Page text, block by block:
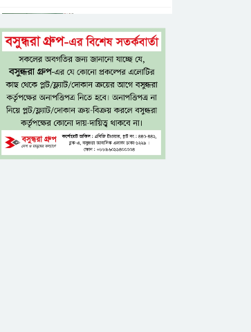
হবে লটারিতে,
দ্বিতীয় থেকে নবম
শ্রেণিতে থাকছে ভর্তি পরীক্ষা
৫ শতাংশ মজুরি
বৃদ্ধি প্রত্যাখ্যান,
নতুন মজুরি বোর্ড